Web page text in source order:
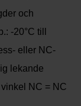
och
-20°C till
eller NC-
lekande
NC = NC